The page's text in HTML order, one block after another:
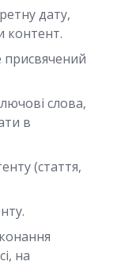
дату,
контент.
присвячений
слова,
в
(стаття,
на